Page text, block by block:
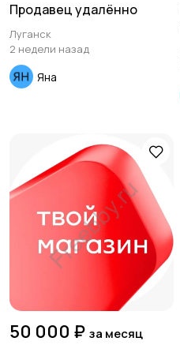
Продавец удалённо
Луганск
2 недели назад
Яна
50 000 ₽ за месяц